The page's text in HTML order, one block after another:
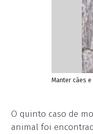
Manter cães
O quinto caso de
animal foi